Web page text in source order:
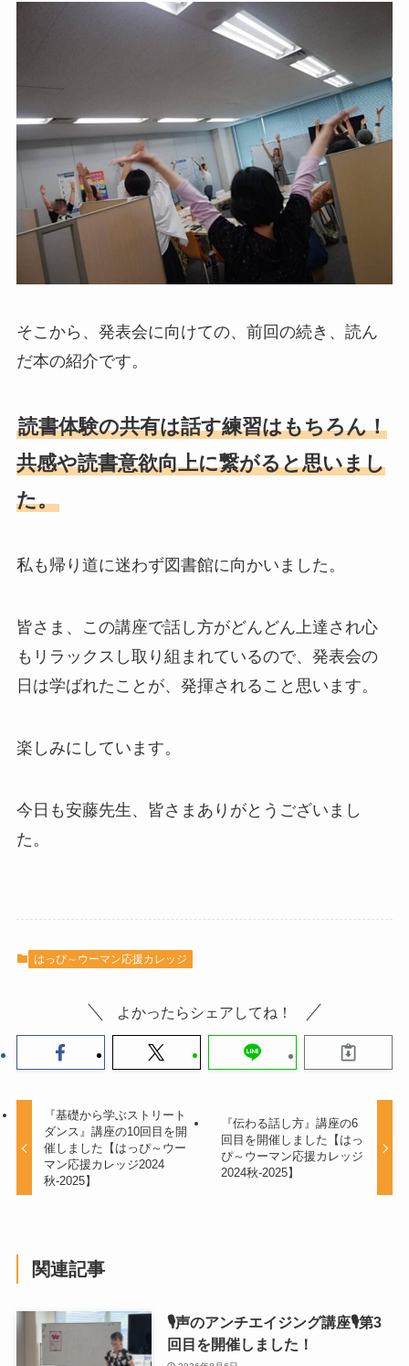
そこから、発表会に向けての、前回の続き、読ん
だ本の紹介です。
読書体験の共有は話す練習はもちろん！
共感や読書意欲向上に繋がると思いまし
た。
私も帰り道に迷わず図書館に向かいました。
皆さま、この講座で話し方がどんどん上達され心
もリラックスし取り組まれているので、発表会の
日は学ばれたことが、発揮されること思います。
楽しみにしています。
今日も安藤先生、皆さまありがとうございまし
た。
はっぴ～ウーマン応援カレッジ
よかったらシェアしてね！
『基礎から学ぶストリート
ダンス』講座の10回目を開
催しました【はっぴ～ウー
マン応援カレッジ2024
秋-2025】
『伝わる話し方』講座の6
回目を開催しました【はっ
ぴ～ウーマン応援カレッジ
2024秋-2025】
関連記事
🎙声のアンチエイジング講座🎙第3
回目を開催しました！